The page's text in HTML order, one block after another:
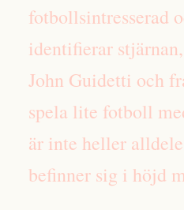
fotbollsintresserad
identifierar
John Guidetti och
spela lite fotboll
är inte heller
befinner sig i höjd